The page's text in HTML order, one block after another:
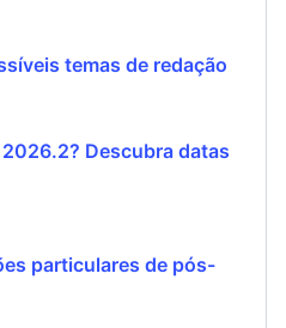
temas de redação
Descubra datas
particulares de pós-